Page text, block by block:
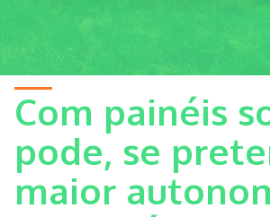
Com painéis
pode, se
maior